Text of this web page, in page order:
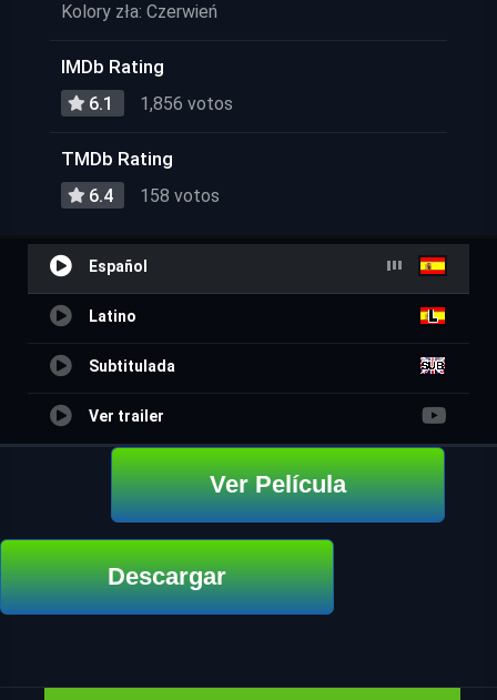
Kolory zła: Czerwień
IMDb Rating
6.1 1,856 votos
TMDb Rating
6.4 158 votos
Español
Latino
Subtitulada
Ver trailer
Ver Película
Descargar